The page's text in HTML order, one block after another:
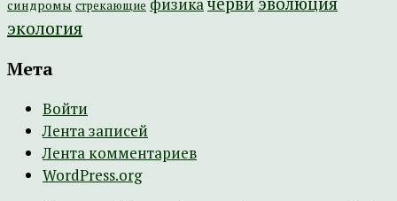
синдромы стрекающие физика
экология
Мета
Войти
Лента записей
Лента комментариев
WordPress.org